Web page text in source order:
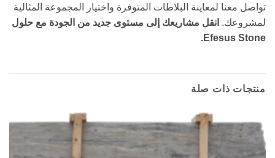
تواصل معنا لمعاينة البلاطات المتوفرة واختيار المجموعة المثالية
لمشروعك. انقل مشاريعك إلى مستوى جديد من الجودة مع حلول
Efesus Stone.
منتجات ذات صلة